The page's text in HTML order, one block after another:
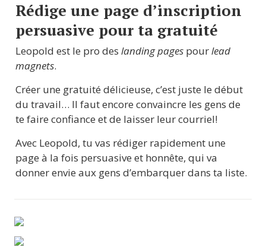
Rédige une page d’inscription
persuasive pour ta gratuité
Leopold est le pro des landing pages pour lead
magnets.
Créer une gratuité délicieuse, c’est juste le début
du travail… Il faut encore convaincre les gens de
te faire confiance et de laisser leur courriel!
Avec Leopold, tu vas rédiger rapidement une
page à la fois persuasive et honnête, qui va
donner envie aux gens d’embarquer dans ta liste.